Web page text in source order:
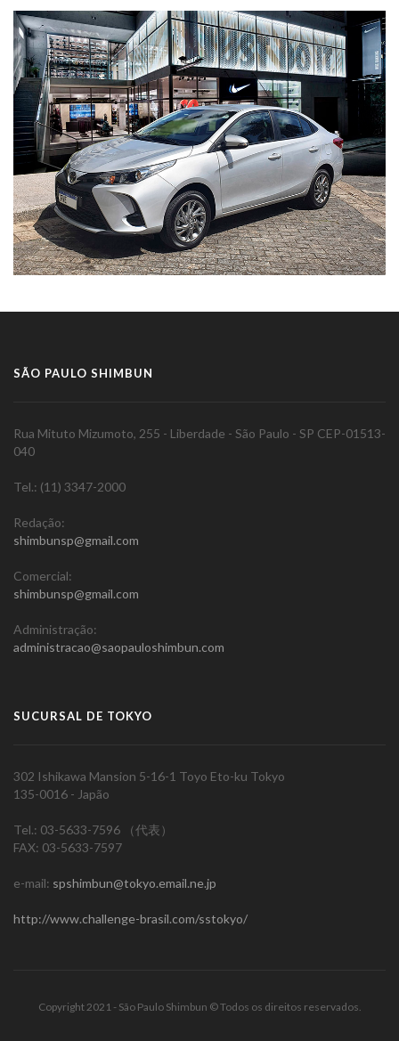
SÃO PAULO SHIMBUN
Rua Mituto Mizumoto, 255 - Liberdade - São Paulo - SP CEP-01513-
040
Tel.: (11) 3347-2000
Redação:
shimbunsp@gmail.com
Comercial:
shimbunsp@gmail.com
Administração:
administracao@saopauloshimbun.com
SUCURSAL DE TOKYO
302 Ishikawa Mansion 5-16-1 Toyo Eto-ku Tokyo
135-0016 - Japão
Tel.: 03-5633-7596 （代表）
FAX: 03-5633-7597
e-mail: spshimbun@tokyo.email.ne.jp
http://www.challenge-brasil.com/sstokyo/
Copyright 2021 - São Paulo Shimbun © Todos os direitos reservados.